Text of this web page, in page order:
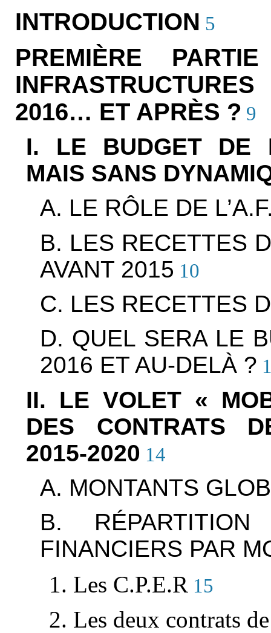
INTRODUCTION 5
PREMIÈRE
2016… ET APRÈS ? 9
I. LE BUDGET DE
MAIS SANS
A. LE RÔLE DE
B. LES RECETTES
AVANT 2015 10
C. LES RECETTES
D. QUEL SERA LE
2016 ET AU-DELÀ ?
II. LE VOLET «
DES CONTRATS
2015-2020 14
A. MONTANTS
B. RÉPARTITION
FINANCIERS PAR
1. Les C.P.E.R15
2. Les deux contrats